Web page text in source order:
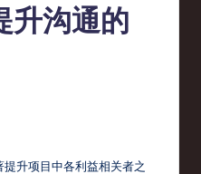
升沟通的
升项目中各利益相关者之